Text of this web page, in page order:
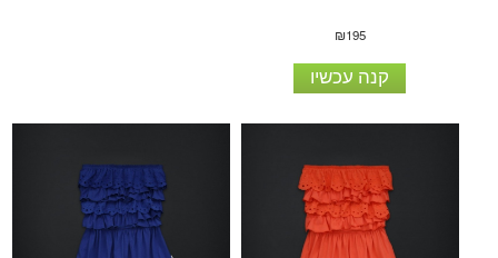
₪195
קנה עכשיו